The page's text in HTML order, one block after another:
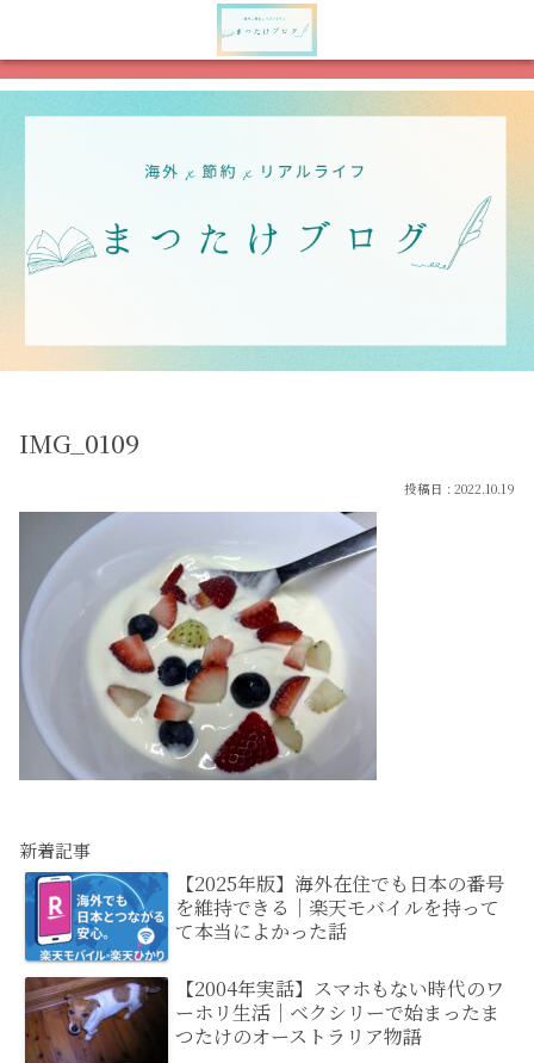
IMG_0109
2022.10.19
新着記事
【2025年版】海外在住でも日本の番号
を維持できる｜楽天モバイルを持って
て本当によかった話
【2004年実話】スマホもない時代のワ
ーホリ生活｜ベクシリーで始まったま
つたけのオーストラリア物語